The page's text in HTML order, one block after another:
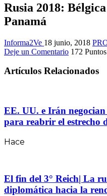
Rusia 2018:
Panamá
Informa2Ve 18 junio, 2018
Deje un Comentario 172
Artículos Relacionados
EE. UU. e Irán
para reabrir el estrecho
Hace
El fin del 3° Reich| La
diplomática hacia la